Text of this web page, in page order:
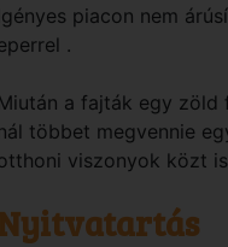
piacon nem
.
a fajták egy zöld
többet megvennie
viszonyok közt